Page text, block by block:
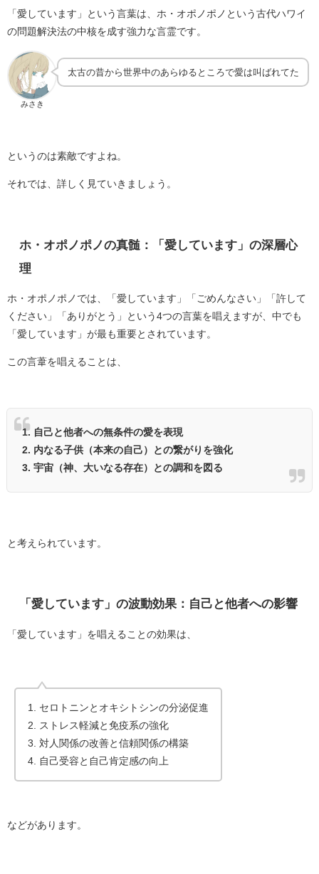
「愛しています」という言葉は、ホ・オポノポノという古代ハワイ
の問題解決法の中核を成す強力な言霊です。
みさき
太古の昔から世界中のあらゆるところで愛は叫ばれてた
というのは素敵ですよね。
それでは、詳しく見ていきましょう。
ホ・オポノポノの真髄：「愛しています」の深層心
理
ホ・オポノポノでは、「愛しています」「ごめんなさい」「許して
ください」「ありがとう」という4つの言葉を唱えますが、中でも
「愛しています」が最も重要とされています。
この言葦を唱えることは、
1. 自己と他者への無条件の愛を表現
2. 内なる子供（本来の自己）との繋がりを強化
3. 宇宙（神、大いなる存在）との調和を図る
と考えられています。
「愛しています」の波動効果：自己と他者への影響
「愛しています」を唱えることの効果は、
1. セロトニンとオキシトシンの分泌促進
2. ストレス軽減と免疫系の強化
3. 対人関係の改善と信頼関係の構築
4. 自己受容と自己肯定感の向上
などがあります。